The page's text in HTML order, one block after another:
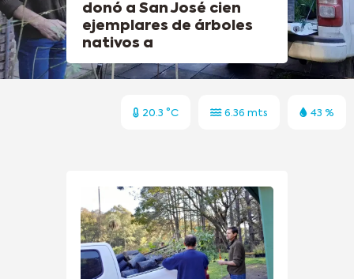
donó a San José cien
ejemplares de árboles
nativos a
20.3 °C 6.36 mts 43 %